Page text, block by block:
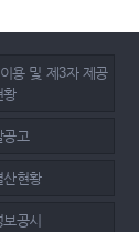
용 및 제3자 제공
황
공고
산현황
공시